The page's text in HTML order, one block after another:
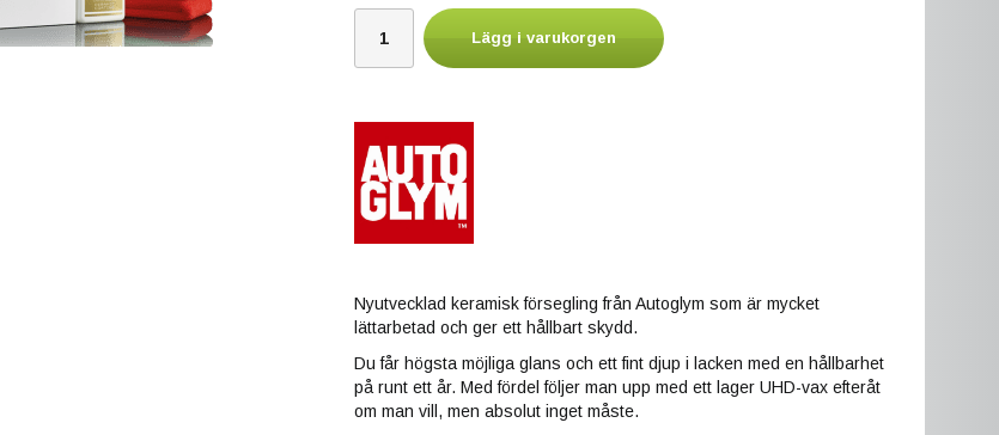
Lägg i varukorgen
Nyutvecklad keramisk försegling från Autoglym som är mycket
lättarbetad och ger ett hållbart skydd.
Du får högsta möjliga glans och ett fint djup i lacken med en hållbarhet
på runt ett år. Med fördel följer man upp med ett lager UHD-vax efteråt
om man vill, men absolut inget måste.